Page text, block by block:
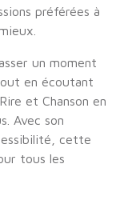
préférées à
un moment
en écoutant
et Chanson en
Avec son
cette
tous les